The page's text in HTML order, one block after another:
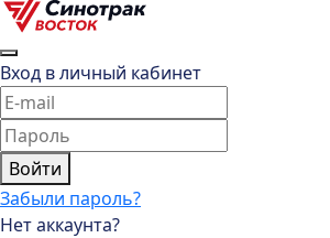
Вход в личный кабинет
Войти
Забыли пароль?
Нет аккаунта?